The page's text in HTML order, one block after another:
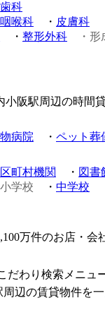
歯科
喉科 ・ 皮膚科
・ 整形外科
・
小阪駅周辺の時間
病院 ・ ペット葬
町村機関 ・ 図書
小学校 ・ 中学校
万件のお店・
だわり検索メニュ
周辺の賃貸物件を